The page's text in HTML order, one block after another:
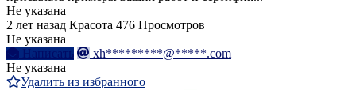
Не указана
2 лет назад Красота 476 Просмотров
Не указана
Написать
xh*********@*****.com
Не указана
Удалить из избранного